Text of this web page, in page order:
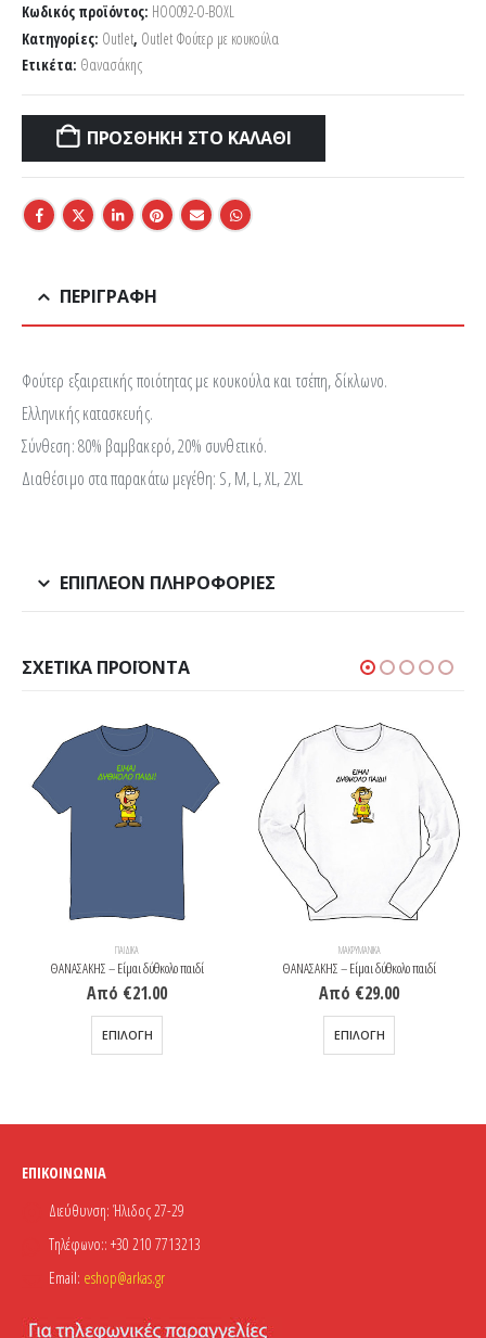
Κωδικός προϊόντος: HOO092-O-BOXL
Κατηγορίες: Outlet, Outlet Φούτερ με κουκούλα
Ετικέτα: Θανασάκης
ΠΡΟΣΘΉΚΗ ΣΤΟ ΚΑΛΆΘΙ
ΠΕΡΙΓΡΑΦΉ
Φούτερ εξαιρετικής ποιότητας με κουκούλα και τσέπη, δίκλωνο.
Ελληνικής κατασκευής.
Σύνθεση: 80% βαμβακερό, 20% συνθετικό.
Διαθέσιμο στα παρακάτω μεγέθη: S, M, L, XL, 2XL
ΕΠΙΠΛΈΟΝ ΠΛΗΡΟΦΟΡΊΕΣ
ΣΧΕΤΙΚΆ ΠΡΟΪΌΝΤΑ
ΠΑΙΔΙΚΆ
ΘΑΝΑΣΑΚΗΣ – Είμαι δύθκολο παιδί
Από €21.00
ΕΠΙΛΟΓΉ
Αυτό το προϊόν έχει πολλαπλές παραλλαγές. Οι επιλογές μπορούν να επιλεγούν στη σελίδα του προϊόντος
ΜΑΚΡΥΜΆΝΙΚΑ
ΘΑΝΑΣΑΚΗΣ – Είμαι δύθκολο παιδί
Από €29.00
ΕΠΙΛΟΓΉ
Αυτό το προϊόν έχει πολλαπλές παραλλαγές. Οι επιλογές μπορούν να επιλεγούν στη σελίδα του προϊόντος
ΕΠΙΚΟΙΝΩΝΊΑ
Διεύθυνση: Ήλιδος 27-29
Τηλέφωνο:: +30 210 7713213
Email: eshop@arkas.gr